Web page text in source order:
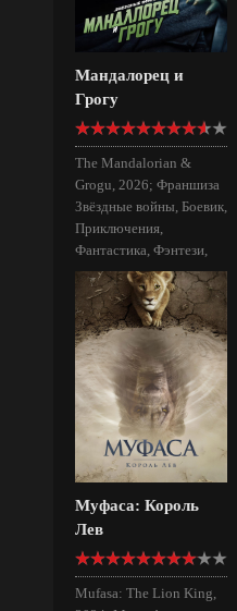
Мандалорец и
Грогу
The Mandalorian &
Grogu, 2026; Франшиза
Звёздные войны, Боевик,
Приключения,
Фантастика, Фэнтези,
Фильмы для всей семьи
Муфаса: Король
Лев
Mufasa: The Lion King,